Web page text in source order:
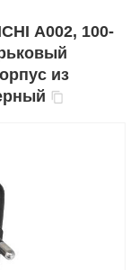
из